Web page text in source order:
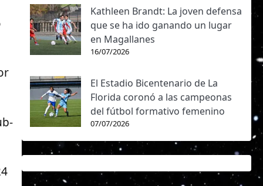
Kathleen Brandt: La joven defensa
que se ha ido ganando un lugar
en Magallanes
16/07/2026
El Estadio Bicentenario de La
Florida coronó a las campeonas
del fútbol formativo femenino
07/07/2026